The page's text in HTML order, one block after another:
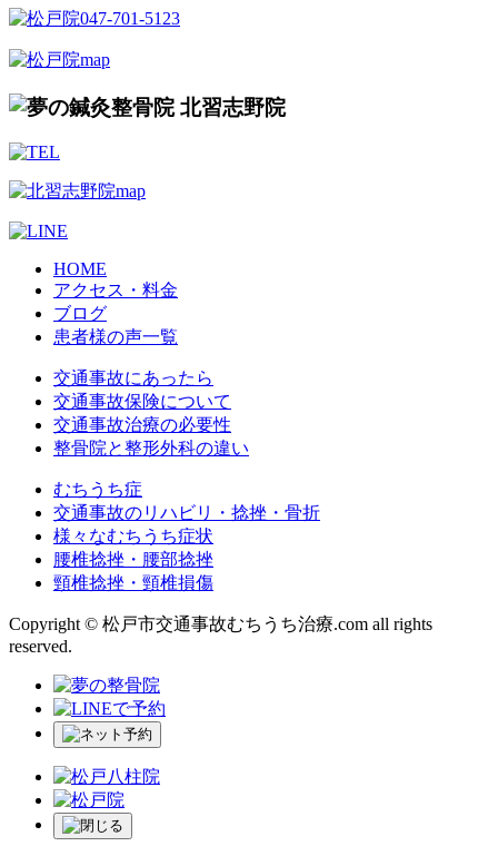
HOME
アクセス・料金
ブログ
患者様の声一覧
交通事故にあったら
交通事故保険について
交通事故治療の必要性
整骨院と整形外科の違い
むちうち症
交通事故のリハビリ・捻挫・骨折
様々なむちうち症状
腰椎捻挫・腰部捻挫
頸椎捻挫・頸椎損傷
Copyright © 松戸市交通事故むちうち治療.com all rights
reserved.